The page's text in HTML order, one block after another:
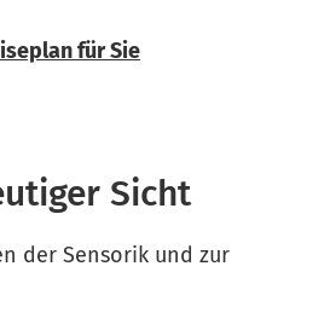
für Sie
Sicht
der Sensorik und zur